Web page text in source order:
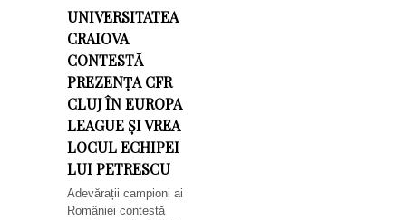
UNIVERSITATEA
CRAIOVA
CONTESTĂ
PREZENȚA CFR
CLUJ ÎN EUROPA
LEAGUE ȘI VREA
LOCUL ECHIPEI
LUI PETRESCU
Adevărații campioni ai
României contestă